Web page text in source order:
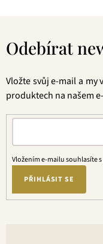
Odebírat
Vložte svůj e-mail a my
produktech na našem
Vložením e-mailu souhlasíte s
PŘIHLÁSIT SE